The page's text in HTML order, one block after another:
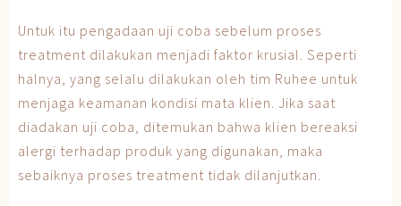
Untuk itu pengadaan uji coba sebelum proses
treatment dilakukan menjadi faktor krusial. Seperti
halnya, yang selalu dilakukan oleh tim Ruhee untuk
menjaga keamanan kondisi mata klien. Jika saat
diadakan uji coba, ditemukan bahwa klien bereaksi
alergi terhadap produk yang digunakan, maka
sebaiknya proses treatment tidak dilanjutkan.